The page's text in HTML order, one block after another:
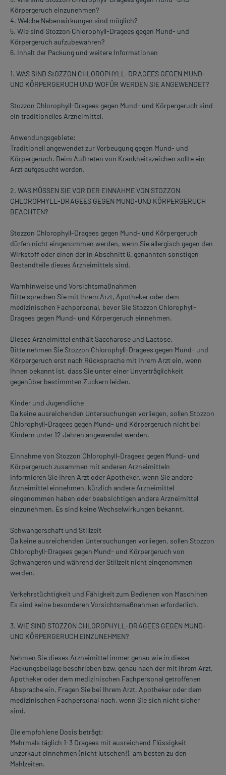
Körpergeruch einzunehmen?
4. Welche Nebenwirkungen sind möglich?
5. Wie sind Stozzon Chlorophyll-Dragees gegen Mund- und
Körpergeruch aufzubewahren?
6. Inhalt der Packung und weitere Informationen
1. WAS SIND StOZZON CHLOROPHYLL-DRAGEES GEGEN MUND-
UND KÖRPERGERUCH UND WOFÜR WERDEN SIE ANGEWENDET?
Stozzon Chlorophyll-Dragees gegen Mund- und Körpergeruch sind
ein traditionelles Arzneimittel.
Anwendungsgebiete:
Traditionell angewendet zur Vorbeugung gegen Mund- und
Körpergeruch. Beim Auftreten von Krankheitszeichen sollte ein
Arzt aufgesucht werden.
2. WAS MÜSSEN SIE VOR DER EINNAHME VON STOZZON
CHLOROPHYLL-DRAGEES GEGEN MUND-UND KÖRPERGERUCH
BEACHTEN?
Stozzon Chlorophyll-Dragees gegen Mund- und Körpergeruch
dürfen nicht eingenommen werden, wenn Sie allergisch gegen den
Wirkstoff oder einen der in Abschnitt 6. genannten sonstigen
Bestandteile dieses Arzneimittels sind.
Warnhinweise und Vorsichtsmaßnahmen
Bitte sprechen Sie mit Ihrem Arzt, Apotheker oder dem
medizinischen Fachpersonal, bevor Sie Stozzon Chlorophyll-
Dragees gegen Mund- und Körpergeruch einnehmen.
Dieses Arzneimittel enthält Saccharose und Lactose.
Bitte nehmen Sie Stozzon Chlorophyll-Dragees gegen Mund- und
Körpergeruch erst nach Rücksprache mit Ihrem Arzt ein, wenn
Ihnen bekannt ist, dass Sie unter einer Unverträglichkeit
gegenüber bestimmten Zuckern leiden.
Kinder und Jugendliche
Da keine ausreichenden Untersuchungen vorliegen, sollen Stozzon
Chlorophyll-Dragees gegen Mund- und Körpergeruch nicht bei
Kindern unter 12 Jahren angewendet werden.
Einnahme von Stozzon Chlorophyll-Dragees gegen Mund- und
Körpergeruch zusammen mit anderen Arzneimitteln
Informieren Sie Ihren Arzt oder Apotheker, wenn Sie andere
Arzneimittel einnehmen, kürzlich andere Arzneimittel
eingenommen haben oder beabsichtigen andere Arzneimittel
einzunehmen. Es sind keine Wechselwirkungen bekannt.
Schwangerschaft und Stillzeit
Da keine ausreichenden Untersuchungen vorliegen, sollen Stozzon
Chlorophyll-Dragees gegen Mund- und Körpergeruch von
Schwangeren und während der Stillzeit nicht eingenommen
werden.
Verkehrstüchtigkeit und Fähigkeit zum Bedienen von Maschinen
Es sind keine besonderen Vorsichtsmaßnahmen erforderlich.
3. WIE SIND STOZZON CHLOROPHYLL-DRAGEES GEGEN MUND-
UND KÖRPERGERUCH EINZUNEHMEN?
Nehmen Sie dieses Arzneimittel immer genau wie in dieser
Packungsbeilage beschrieben bzw. genau nach der mit Ihrem Arzt,
Apotheker oder dem medizinischen Fachpersonal getroffenen
Absprache ein. Fragen Sie bei Ihrem Arzt, Apotheker oder dem
medizinischen Fachpersonal nach, wenn Sie sich nicht sicher
sind.
Die empfohlene Dosis beträgt:
Mehrmals täglich 1-3 Dragees mit ausreichend Flüssigkeit
unzerkaut einnehmen (nicht lutschen!), am besten zu den
Mahlzeiten.